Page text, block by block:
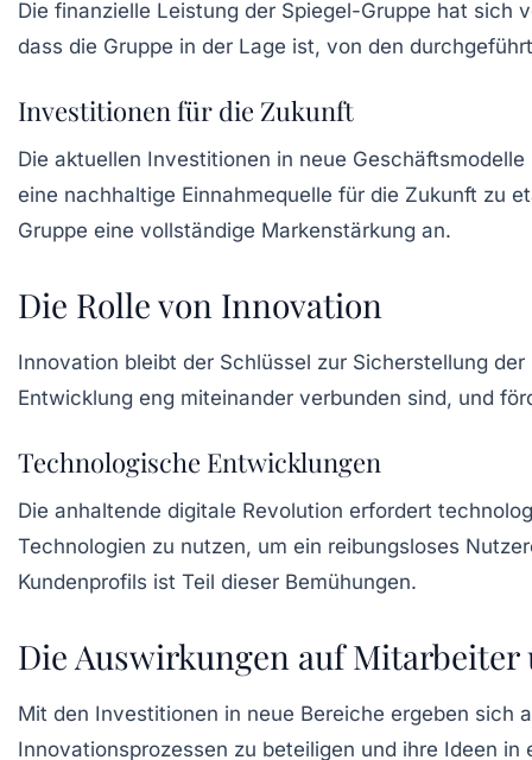
Die finanzielle Leistung der Spiegel-Gruppe hat sich
dass die Gruppe in der Lage ist, von den
Investitionen für die Zukunft
Die aktuellen Investitionen in neue
eine nachhaltige Einnahmequelle für die Zukunft zu
Gruppe eine vollständige Markenstärkung an.
Die Rolle von Innovation
Innovation bleibt der Schlüssel zur Sicherstellung
Entwicklung eng miteinander verbunden sind, und
Technologische Entwicklungen
Die anhaltende digitale Revolution erfordert
Technologien zu nutzen, um ein reibungsloses
Kundenprofils ist Teil dieser Bemühungen.
Die Auswirkungen auf
Mit den Investitionen in neue Bereiche ergeben sich
Innovationsprozessen zu beteiligen und ihre Ideen